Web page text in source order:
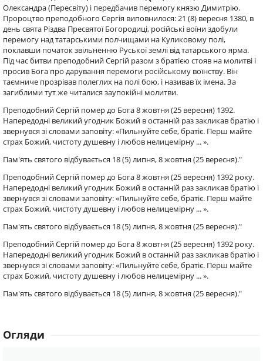
Олександра (Пересвіту) і передбачив перемогу князю Димитрію.
Пророцтво преподобного Сергія виповнилося: 21 (8) вересня 1380, в
день свята Різдва Пресвятої Богородиці, російські воїни здобули
перемогу над татарськими полчищами на Куликовому полі,
поклавши початок звільненню Руської землі від татарського ярма.
Під час битви преподобний Сергій разом з братією стояв на молитві і
просив Бога про дарування перемоги російському воїнству. Він
таємниче прозрівав полеглих на полі бою, і називав їх імена. За
загиблими тут же читалися заупокійні молитви.
Преподобний Сергій помер до Бога 8 жовтня (25 вересня) 1392.
Напередодні великий угодник Божий в останній раз закликав братію і
звернувся зі словами заповіту: «Пильнуйте себе, братіє. Перш майте
страх Божий, чистоту душевну і любов нелицемірну ... ».
Пам'ять святого відбувається 18 (5) липня, 8 жовтня (25 вересня)."
Преподобний Сергій помер до Бога 8 жовтня (25 вересня) 1392 року.
Напередодні великий угодник Божий в останній раз закликав братію і
звернувся зі словами заповіту: «Пильнуйте себе, братіє. Перш майте
страх Божий, чистоту душевну і любов нелицемірну ... ».
Пам'ять святого відбувається 18 (5) липня, 8 жовтня (25 вересня)."
Преподобний Сергій помер до Бога 8 жовтня (25 вересня) 1392 року.
Напередодні великий угодник Божий в останній раз закликав братію і
звернувся зі словами заповіту: «Пильнуйте себе, братіє. Перш майте
страх Божий, чистоту душевну і любов нелицемірну ... ».
Пам'ять святого відбувається 18 (5) липня, 8 жовтня (25 вересня)."
Огляди